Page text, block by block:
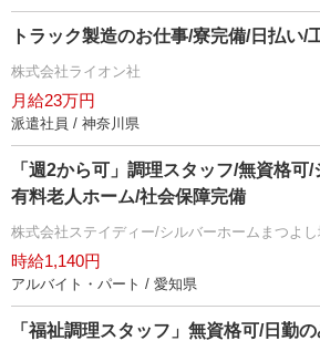
トラック製造のお仕事/寮完備/日払い/
株式会社ライオン社
月給23万円
派遣社員 / 神奈川県
「週2から可」調理スタッフ/無資格可
有料老人ホーム/社会保障完備
株式会社ステイディー/シルバーホームまつよし
時給1,140円
アルバイト・パート / 愛知県
「福祉調理スタッフ」無資格可/日勤